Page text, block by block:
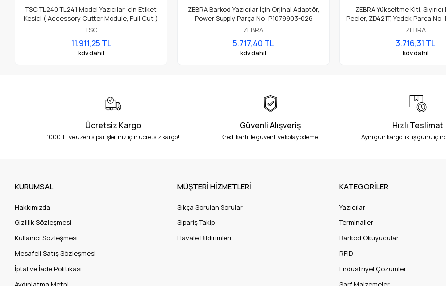
TSC TL240 TL241 Model Yazıcılar İçin Etiket
Kesici ( Accessory Cutter Module, Full Cut )
TSC
11.911,25 TL
kdv dahil
ZEBRA Barkod Yazıcılar İçin Orjinal Adaptör,
Power Supply Parça No: P1079903-026
ZEBRA
5.717,40 TL
kdv dahil
ZEBRA Yükseltme Kiti,
Peeler, ZD421T, Yedek Parça No:
ZEBRA
3.716,31 TL
kdv dahil
Ücretsiz Kargo
1000 TL ve üzeri siparişleriniz için ücretsiz kargo!
Güvenli Alışveriş
Kredi kartı ile güvenli ve kolay ödeme.
Hızlı Teslimat
Aynı gün kargo, iki iş günü
KURUMSAL
Hakkımızda
Gizlilik Sözleşmesi
Kullanıcı Sözleşmesi
Mesafeli Satış Sözleşmesi
İptal ve İade Politikası
Aydınlatma Metni
MÜŞTERİ HİZMETLERİ
Sıkça Sorulan Sorular
Sipariş Takip
Havale Bildirimleri
KATEGORİLER
Yazıcılar
Terminaller
Barkod Okuyucular
RFID
Endüstriyel Çözümler
Sarf Malzemeler